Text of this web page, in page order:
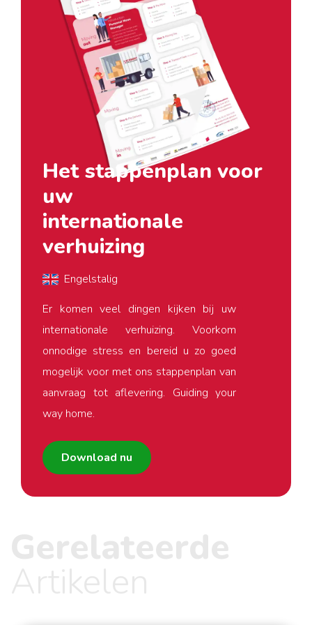
Het stappenplan voor
uw
internationale
verhuizing
Engelstalig
Er komen veel dingen kijken bij uw
internationale verhuizing. Voorkom
onnodige stress en bereid u zo goed
mogelijk voor met ons stappenplan van
aanvraag tot aflevering. Guiding your
way home.
Download nu